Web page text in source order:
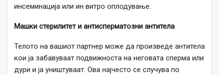
инсеминација или ин витро оплодување.
Машки стерилитет и антисперматозни антитела
Телото на вашиот партнер може да произведе антитела
кои ја забавуваат подвижноста на неговата сперма или
дури и ја уништуваат. Ова најчесто се случува по